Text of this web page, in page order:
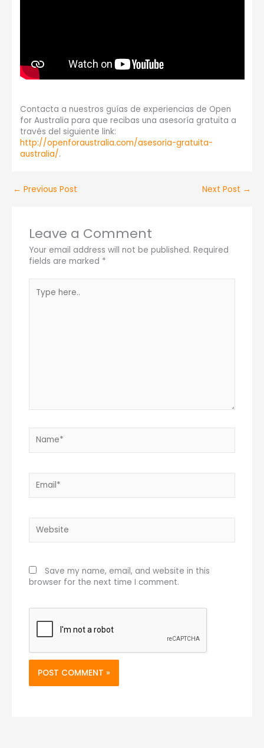
Contacta a nuestros guías de experiencias de Open
for Australia para que recibas una asesoría gratuita a
través del siguiente link:
http://openforaustralia.com/asesoria-gratuita-
australia/.
← Previous Post Next Post →
Leave a Comment
Your email address will not be published. Required
fields are marked *
here..
Save my name, email, and website in this
browser for the next time I comment.